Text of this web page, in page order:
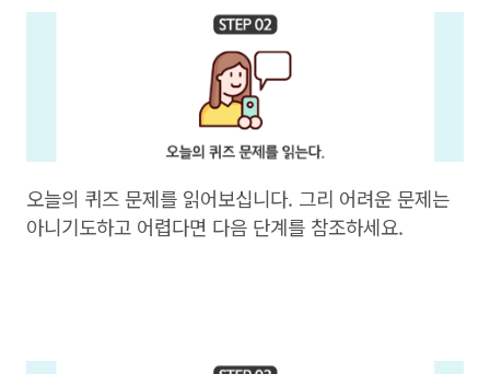
오늘의 퀴즈 문제를 읽어보십니다. 그리 어려운 문제는
아니기도하고 어렵다면 다음 단계를 참조하세요.